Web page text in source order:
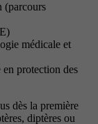
(parcours
médicale et
protection des
dès la première
diptères ou